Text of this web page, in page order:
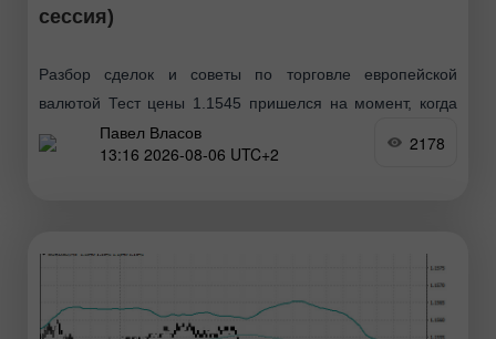
сессия)
Разбор сделок и советы по торговле европейской
валютой Тест цены 1.1545 пришелся на момент, когда
индикатор MACD много прошел вниз от нулевой
отметки, что ограничивало нисходящий потенциал пары.
Павел Власов
13:16 2026-08-06 UTC+2
2178